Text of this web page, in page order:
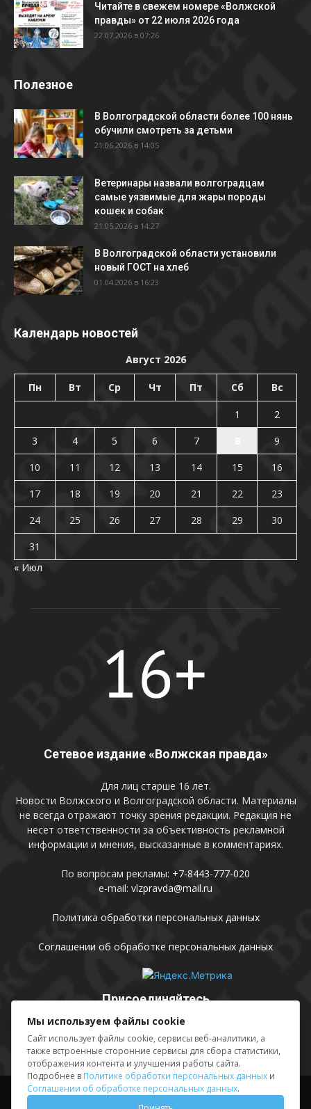
Читайте в свежем номере «Волжской
правды» от 22 июля 2026 года
22.07.2026 в 07:26
Полезное
В Волгоградской области более 100 нянь
обучили смотреть за детьми
21.06.2026 в 14:05
Ветеринары назвали волгоградцам
самые уязвимые для жары породы
кошек и собак
21.05.2026 в 14:27
В Волгоградской области установили
новый ГОСТ на хлеб
01.04.2026 в 16:23
Календарь новостей
Август 2026
Пн Вт Ср Чт Пт Сб Вс
1
2
3
4 5 6 7
9
10
11 12 13 14 15
16
17
18 19 20 21 22
23
24
25 26 27 28 29
30
31
« Июл
Сетевое издание «Волжская правда»
Для лиц старше 16 лет.
Новости Волжского и Волгоградской области. Материалы
не всегда отражают точку зрения редакции. Редакция не
несет ответственности за объективность рекламной
информации и мнения, высказанные в комментариях.
По вопросам рекламы: +7-8443-777-020
e-mail: vlzpravda@mail.ru
Политика обработки персональных данных
Соглашении об обработке персональных данных
Присоединяйтесь
Выходные данные Sing in
Мы используем файлы cookie
Сайт использует файлы cookie, сервисы веб-аналитики, а
также встроенные сторонние сервисы для сбора статистики,
отображения контента и улучшения работы сайта.
Подробнее в Политике обработки персональных данных и
Соглашении об обработке персональных данных.